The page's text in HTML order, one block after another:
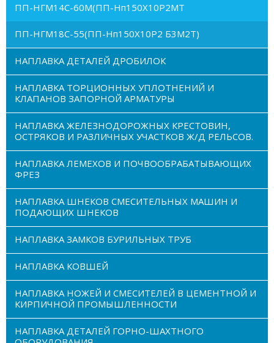
ПП-НГМ14С-60М(ПП-Нп150Х10Р2МТ
ПП-НГМ18С-55(ПП-Нп150Х10Р2 Б3М2Т)
НАПЛАВКА ДЕТАЛЕЙ ДРОБИЛОК
НАПЛАВКА ТОРЦИОННЫХ УПЛОТНЕНИЙ И
КЛАПАНОВ ЗАПОРНОЙ АРМАТУРЫ
НАПЛАВКА ЖЕЛЕЗНОДОРОЖНЫХ КРЕСТОВИН,
ОСТРЯКОВ И РАЗЛИЧНЫХ УЧАСТКОВ Ж/Д РЕЛЬСОВ.
НАПЛАВКА ЛЕМЕХОВ И ПОЧВООБРАБАТЫВАЮЩИХ
ФРЕЗ
НАПЛАВКА ШНЕКОВ СМЕСИТЕЛЬНЫХ МАШИН И
ПОДАЮЩИХ ШНЕКОВ
НАПЛАВКА ЗАМКОВ БУРИЛЬНЫХ ТРУБ
НАПЛАВКА КОВШЕЙ
НАПЛАВКА НОЖЕЙ И СМЕСИТЕЛЕЙ В ЦЕМЕНТНОЙ И
КИРПИЧНОЙ ПРОМЫШЛЕННОСТИ
НАПЛАВКА ДЕТАЛЕЙ ГОРНО-ШАХТНОГО